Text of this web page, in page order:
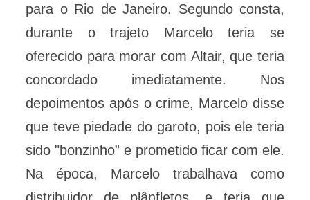
para o Rio de Janeiro. Segundo consta,
durante o trajeto Marcelo teria se
oferecido para morar com Altair, que teria
concordado imediatamente. Nos
depoimentos após o crime, Marcelo disse
que teve piedade do garoto, pois ele teria
sido "bonzinho” e prometido ficar com ele.
Na época, Marcelo trabalhava como
distribuidor de plânfletos, e teria que